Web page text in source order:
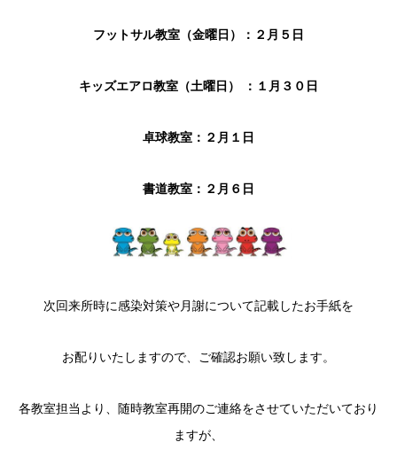
フットサル教室（金曜日）：２月５日
キッズエアロ教室（土曜日） ：１月３０日
卓球教室：２月１日
書道教室：２月６日
次回来所時に感染対策や月謝について記載したお手紙を
お配りいたしますので、ご確認お願い致します。
各教室担当より、随時教室再開のご連絡をさせていただいており
ますが、